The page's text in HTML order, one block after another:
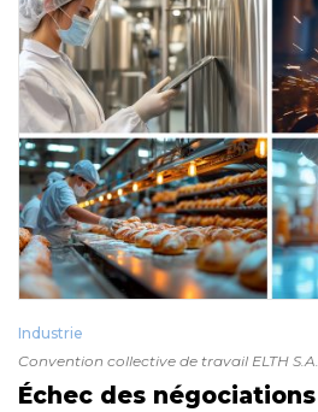
Industrie
Convention collective de travail ELTH S.A.
Échec des négociations